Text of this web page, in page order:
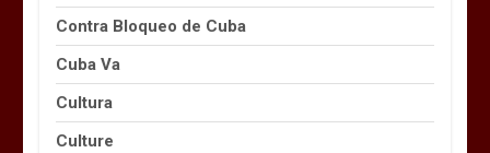
Contra Bloqueo de Cuba
Cuba Va
Cultura
Culture